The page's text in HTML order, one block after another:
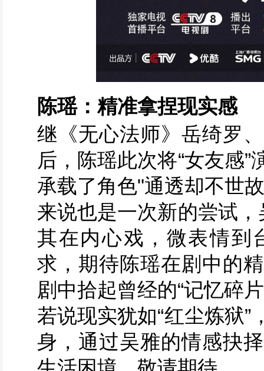
陈瑶：精准拿捏现实感
继《无心法师》岳绮罗
后，陈瑶此次将“女友感
承载了角色"通透却不世
来说也是一次新的尝试，
其在内心戏，微表情到
求，期待陈瑶在剧中的
剧中拾起曾经的“记忆碎
若说现实犹如“红尘炼狱
身，通过吴雅的情感抉